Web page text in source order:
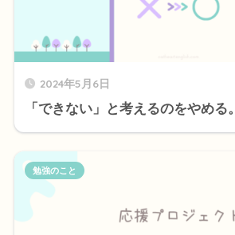
2024年5月6日
「できない」と考えるのをやめる。
勉強のこと